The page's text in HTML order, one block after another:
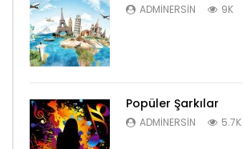
ADMINERSIN 9K
Popüler Şarkılar
ADMINERSIN 5.7K